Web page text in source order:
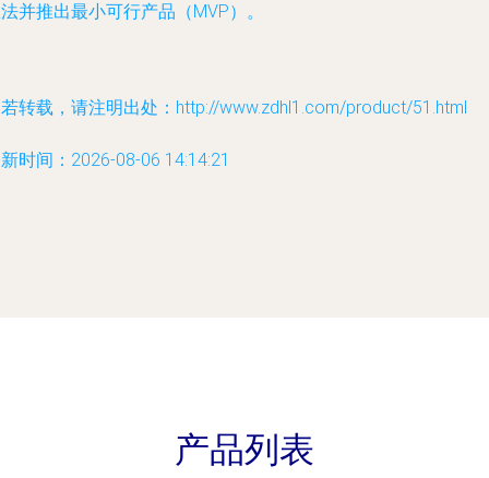
并推出最小可行产品（MVP）。
转载，请注明出处：http://www.zdhl1.com/product/51.html
时间：2026-08-06 14:14:21
产品列表